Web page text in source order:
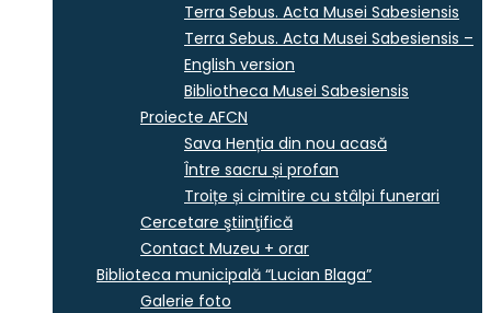
Terra Sebus. Acta Musei Sabesiensis
Terra Sebus. Acta Musei Sabesiensis –
English version
Bibliotheca Musei Sabesiensis
Proiecte AFCN
Sava Henția din nou acasă
Între sacru și profan
Troițe și cimitire cu stâlpi funerari
Cercetare ştiinţifică
Contact Muzeu + orar
Biblioteca municipală “Lucian Blaga”
Galerie foto